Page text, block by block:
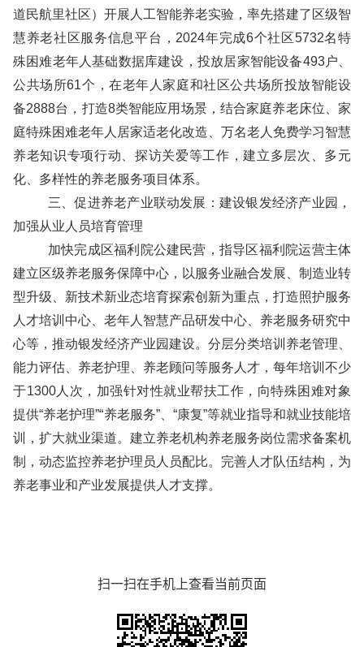
道民航里社区）开展人工智能养老实验，率先搭建了区级智
慧养老社区服务信息平台，2024年完成6个社区5732名特
殊困难老年人基础数据库建设，投放居家智能设备493户、
公共场所61个，在老年人家庭和社区公共场所投放智能设
备2888台，打造8类智能应用场景，结合家庭养老床位、家
庭特殊困难老年人居家适老化改造、万名老人免费学习智慧
养老知识专项行动、探访关爱等工作，建立多层次、多元
化、多样性的养老服务项目体系。
三、促进养老产业联动发展：建设银发经济产业园，
加强从业人员培育管理
加快完成区福利院公建民营，指导区福利院运营主体
建立区级养老服务保障中心，以服务业融合发展、制造业转
型升级、新技术新业态培育探索创新为重点，打造照护服务
人才培训中心、老年人智慧产品研发中心、养老服务研究中
心等，推动银发经济产业园建设。分层分类培训养老管理、
能力评估、养老护理、养老顾问等服务人才，每年培训不少
于1300人次，加强针对性就业帮扶工作，向特殊困难对象
提供“养老护理”“养老服务”、“康复”等就业指导和就业技能培
训，扩大就业渠道。建立养老机构养老服务岗位需求备案机
制，动态监控养老护理员人员配比。完善人才队伍结构，为
养老事业和产业发展提供人才支撑。
扫一扫在手机上查看当前页面